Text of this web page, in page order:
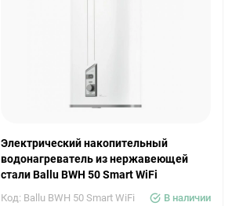
Электрический накопительный
водонагреватель из нержавеющей
стали Ballu BWH 50 Smart WiFi
Код: Ballu BWH 50 Smart WiFi В наличии